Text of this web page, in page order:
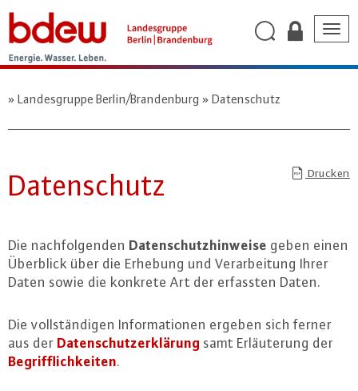
Landesgruppe Berlin/Brandenburg Datenschutz
Drucken
Da­ten­schutz
Die nach­fol­gen­den Da­ten­schutz­hin­wei­se geben einen
Überblick über die Erhebung und Ver­ar­bei­tung Ihrer
Daten sowie die konkrete Art der erfassten Daten.
Die voll­stän­di­gen In­for­ma­tio­nen ergeben sich ferner
aus der Da­ten­schutz­er­klä­rung samt Er­läu­te­rung der
Be­griff­lich­kei­ten.